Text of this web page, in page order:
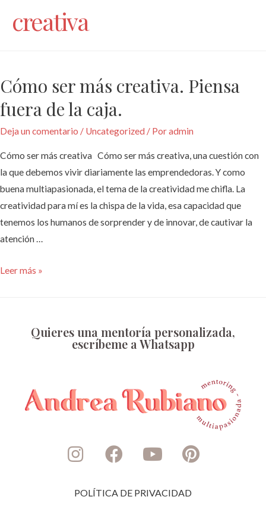
creativa
Cómo ser más creativa. Piensa
fuera de la caja.
Deja un comentario / Uncategorized / Poradmin
Cómo ser más creativa Cómo ser más creativa, una cuestión con
la que debemos vivir diariamente las emprendedoras. Y como
buena multiapasionada, el tema de la creatividad me chifla. La
creatividad para mí es la chispa de la vida, esa capacidad que
tenemos los humanos de sorprender y de innovar, de cautivar la
atención …
Leer más »
Quieres una mentoría personalizada,
escríbeme a Whatsapp
POLÍTICA DE PRIVACIDAD